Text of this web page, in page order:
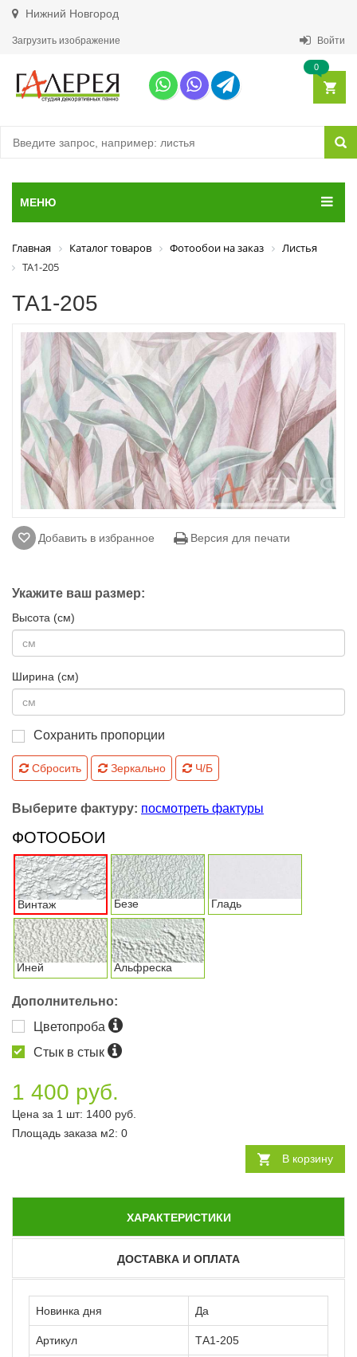
Нижний Новгород
Загрузить изображение Войти
0
МЕНЮ
Главная Каталог товаров Фотообои на заказ
Листья
ТА1-205
ТА1-205
Добавить в избранное Версия для печати
Укажите ваш размер:
Высота (см)
Ширина (см)
Сохранить пропорции
Сбросить Зеркально Ч/Б
Выберите фактуру: посмотреть фактуры
ФОТООБОИ
Винтаж Безе Гладь
Иней Альфреска
Дополнительно:
Цветопроба
Стык в стык
1 400 руб.
Цена за 1 шт: 1400 руб.
Площадь заказа м2: 0
В корзину
ХАРАКТЕРИСТИКИ
ДОСТАВКА И ОПЛАТА
Новинка дня Да
Артикул ТА1-205